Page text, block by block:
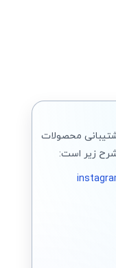
محصولات
شرح زیر است: